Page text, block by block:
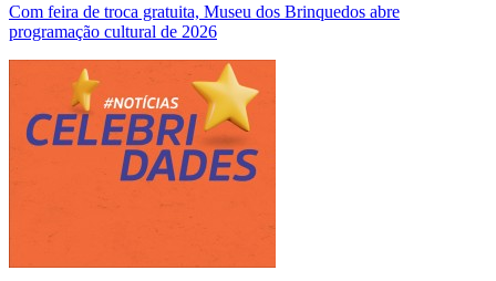
Com feira de troca gratuita, Museu dos Brinquedos abre
programação cultural de 2026